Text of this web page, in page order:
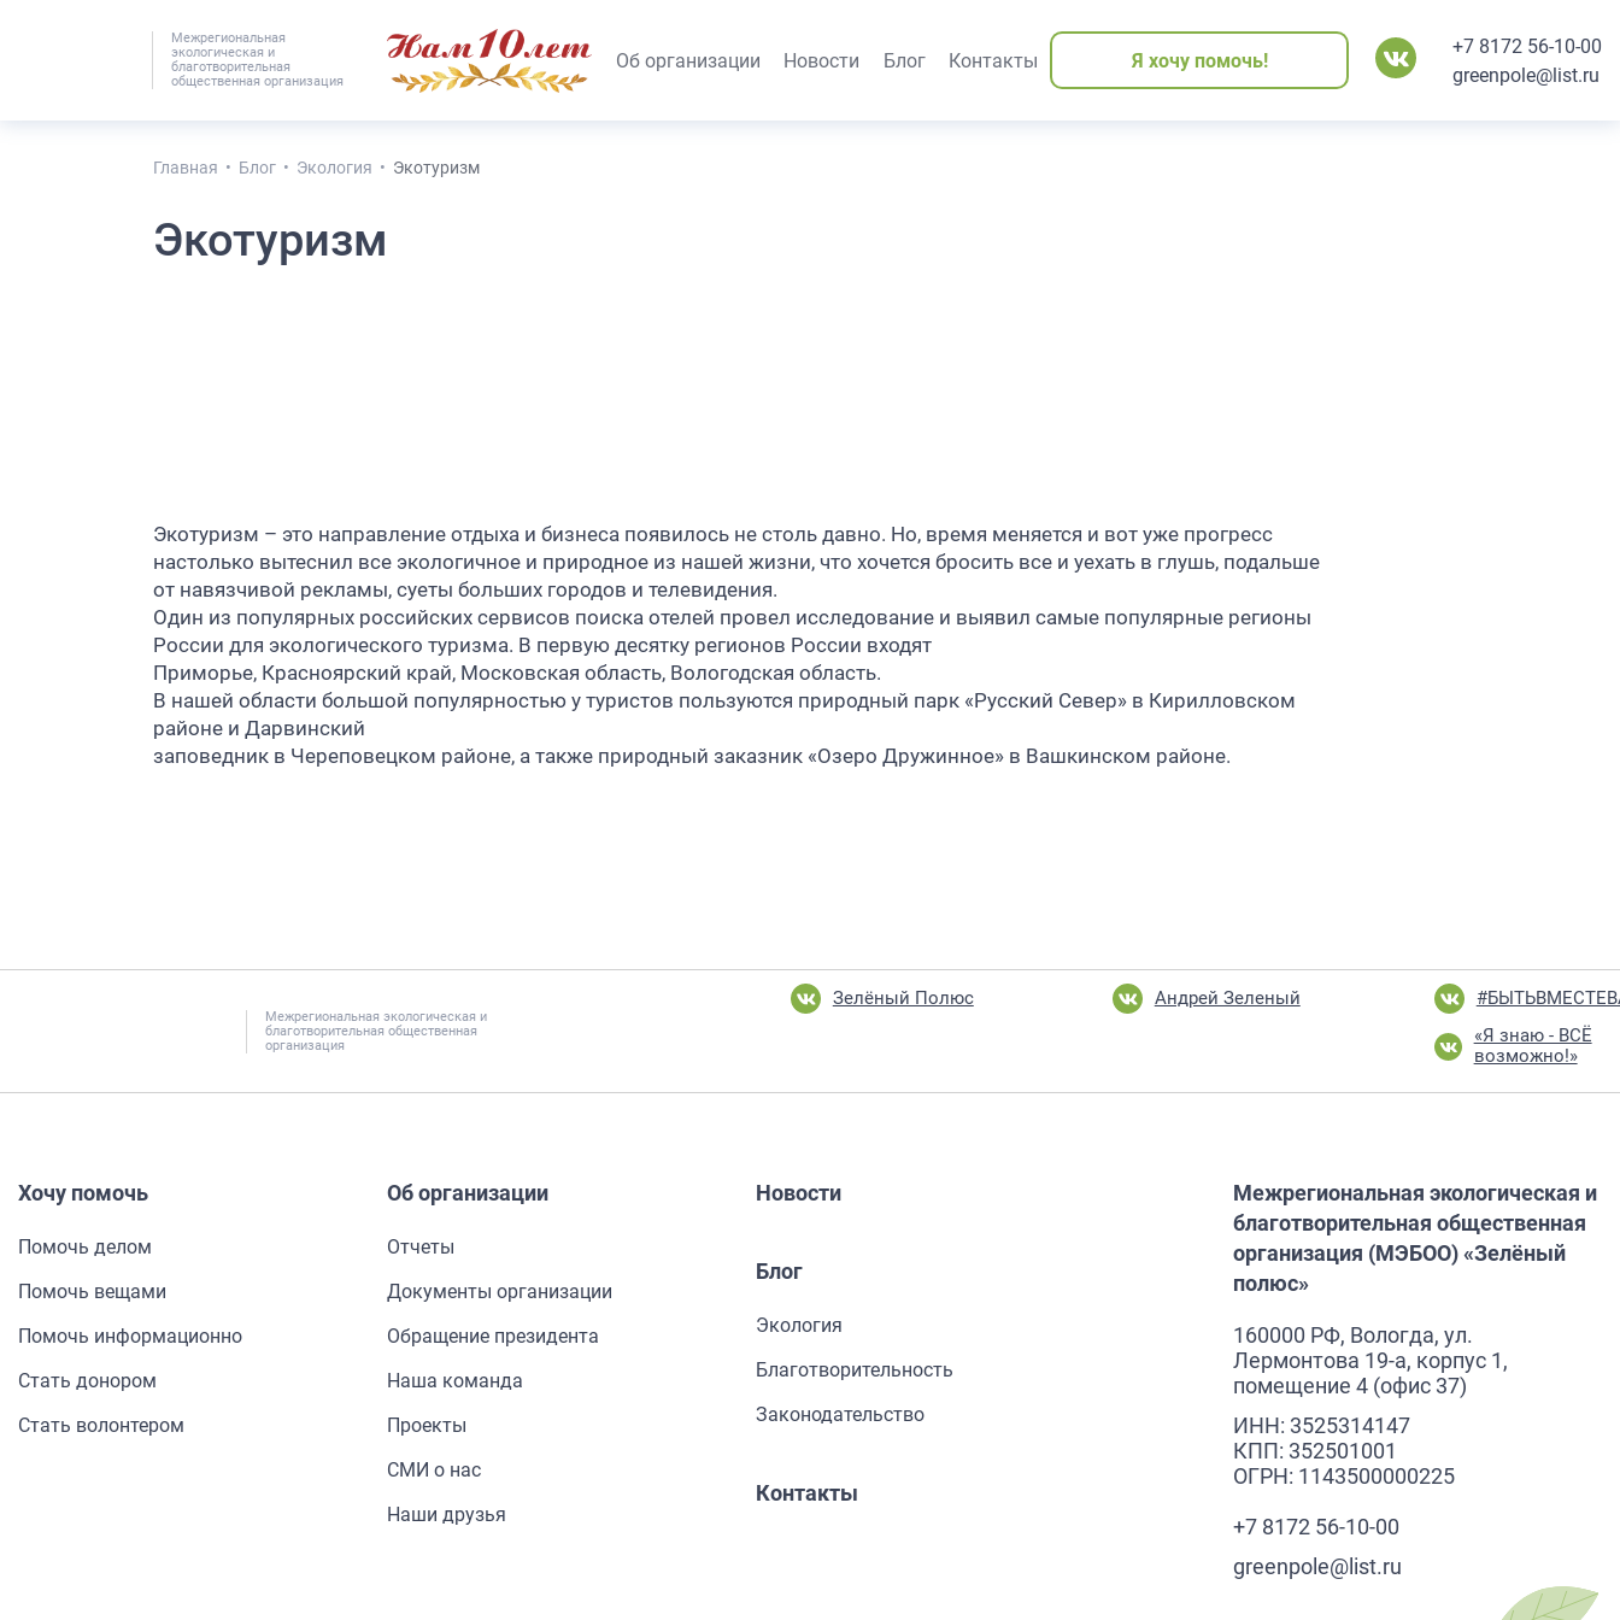
Межрегиональная
экологическая и
благотворительная
общественная организация
#25536 (без названия) Об организации Новости Блог Контакты Я хочу помочь!
Я хочу помочь!
Я хочу помочь!
Я хочу помочь!
Я хочу помочь!
+7 8172 56-10-00
greenpole@list.ru
Главная Блог Экология Экотуризм
Экотуризм
Экотуризм – это направление отдыха и бизнеса появилось не столь давно. Но, время меняется и вот уже прогресс
настолько вытеснил все экологичное и природное из нашей жизни, что хочется бросить все и уехать в глушь, подальше
от навязчивой рекламы, суеты больших городов и телевидения.
Один из популярных российских сервисов поиска отелей провел исследование и выявил самые популярные регионы
России для экологического туризма. В первую десятку регионов России входят
Приморье, Красноярский край, Московская область, Вологодская область.
В нашей области большой популярностью у туристов пользуются природный парк «Русский Север» в Кирилловском
районе и Дарвинский
заповедник в Череповецком районе, а также природный заказник «Озеро Дружинное» в Вашкинском районе.
Межрегиональная экологическая и
благотворительная общественная
организация
Зелёный Полюс Андрей Зеленый
«Я знаю - ВСЁ
возможно!»
Хочу помочь
Помочь делом
Помочь вещами
Помочь информа­ционно
Стать донором
Стать волонтером
Об организации
Отчеты
Документы организации
Обращение президента
Наша команда
Проекты
СМИ о нас
Наши друзья
Новости
Блог
Экология
Благотворительность
Законодательство
Контакты
Межрегиональная экологическая и
благотворительная общественная
организация (МЭБОО) «Зелёный
полюс»
160000 РФ, Вологда, ул.
Лермонтова 19-а, корпус 1,
помещение 4 (офис 37)
ИНН: 3525314147
КПП: 352501001
ОГРН: 1143500000225
+7 8172 56-10-00
greenpole@list.ru